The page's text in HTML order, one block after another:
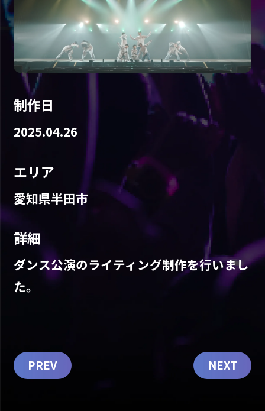
制作日
2025.04.26
エリア
愛知県半田市
詳細
ダンス公演のライティング制作を行いまし
た。
PREV NEXT